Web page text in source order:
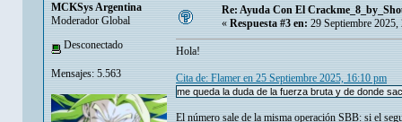
MCKSys Argentina
Moderador Global
Desconectado
Mensajes: 5.563
Re: Ayuda Con El
« Respuesta #3 en: 29 Septiembre
Hola!
Cita de: Flamer en 25 Septiembre 2025, 16:10 pm
me queda la duda de la fuerza bruta y de donde
El número sale de la misma operación SBB: si el